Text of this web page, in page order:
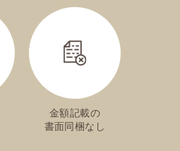
金額記載の
書面同梱なし